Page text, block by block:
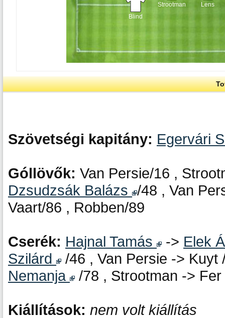
Blind
Strootman Lens
Szövetségi kapitány: Egervári
Góllövők: Van Persie/16 ,
Dzsudzsák Balázs /48 , Van
Vaart/86 , Robben/89
Cserék: Hajnal Tamás -> Elek
Szilárd
/46 , Van Persie -> Kuyt
Nemanja
/78 , Strootman -> Fer
Kiállítások: nem volt kiállítás